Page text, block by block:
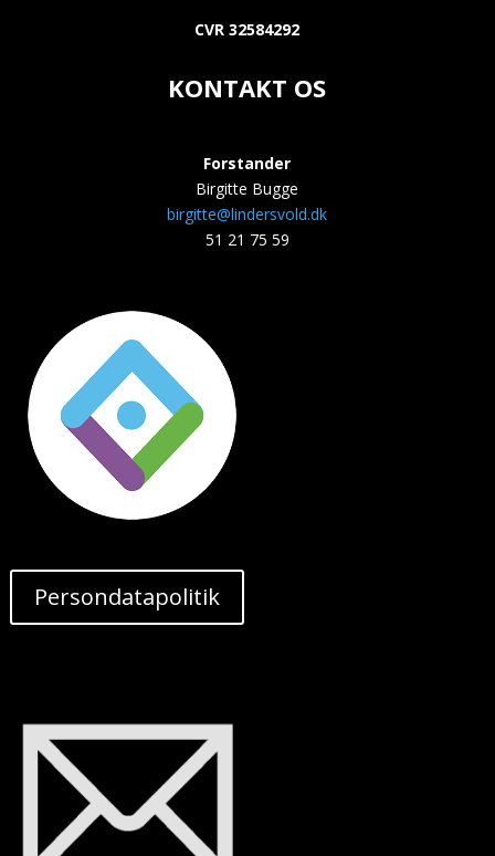
CVR 32584292
KONTAKT OS
Forstander
Birgitte Bugge
birgitte@lindersvold.dk
51 21 75 59
Persondatapolitik